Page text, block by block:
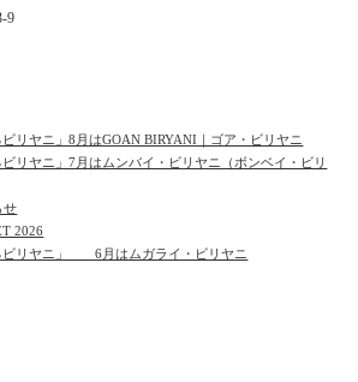
9
リヤニ」8月はGOAN BIRYANI｜ゴア・ビリヤニ
リヤニ」7月はムンバイ・ビリヤニ（ボンベイ・ビリ
せ
2026
ビリヤニ」 6月はムガライ・ビリヤニ